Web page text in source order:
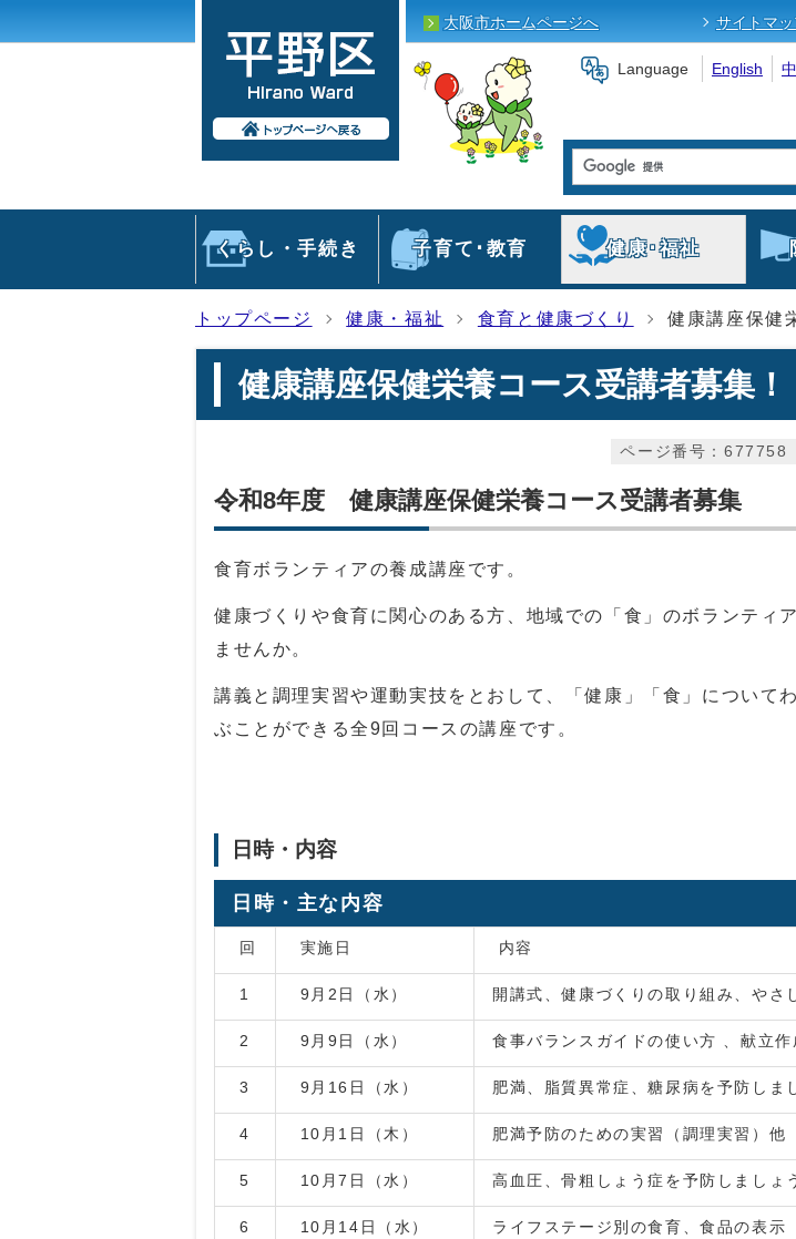
大阪市ホームページへ サイトマ
Language English
くらし・手続き 子育て･教育 健康･福祉
トップページ 健康・福祉 食育と健康づくり 健康講座保健
健康講座保健栄養コース受講者募集！
ページ番号：677758
令和8年度 健康講座保健栄養コース受講者募集
食育ボランティアの養成講座です。
健康づくりや食育に関心のある方、地域での「食」のボランティ
ませんか。
講義と調理実習や運動実技をとおして、「健康」「食」について
ぶことができる全9回コースの講座です。
日時・内容
日時・主な内容
回 実施日 内容
1 9月2日（水） 開講式、健康づくりの取り組み、やさ
2 9月9日（水） 食事バランスガイドの使い方 、献立作
3 9月16日（水） 肥満、脂質異常症、糖尿病を予防しま
4 10月1日（木） 肥満予防のための実習（調理実習）他
5 10月7日（水） 高血圧、骨粗しょう症を予防しましょ
6 10月14日（水） ライフステージ別の食育、食品の表示